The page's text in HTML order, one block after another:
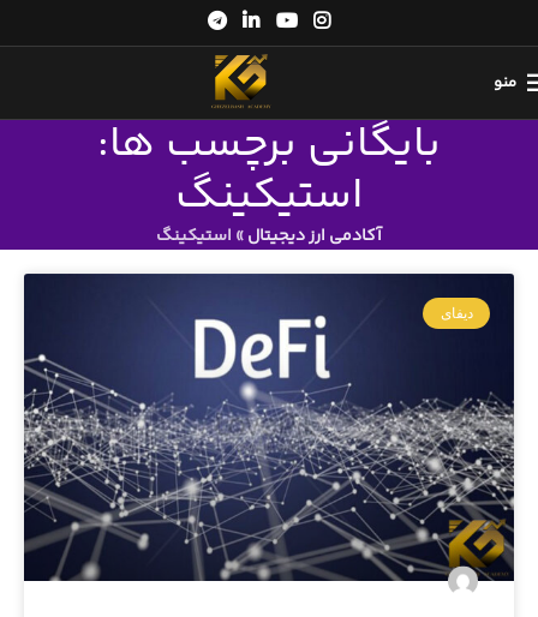
منو
بایگانی برچسب ها:
استیکینگ
آکادمی ارز دیجیتال» استیکینگ
دیفای